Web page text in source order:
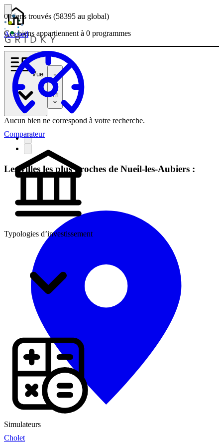
Accueil
Comparateur
Typologies d’investissement
Simulateurs
0 biens trouvés (58395 au global)
Ces biens appartiennent à 0 programmes
Vue
Tri
Aucun bien ne correspond à votre recherche.
Les villes les plus proches de Nueil-les-Aubiers :
Cholet